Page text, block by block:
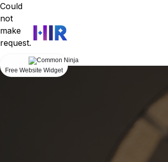
Could
not
make
request.
Free Website Widget